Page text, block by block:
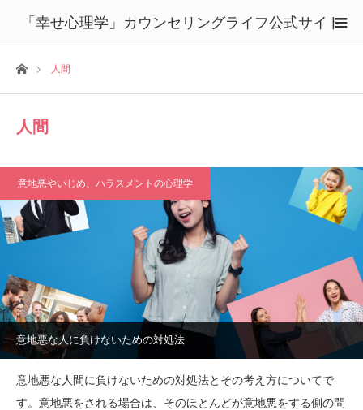
「幸せ心理学」カウンセリングライフ公式サイト
ホーム人間
人間
意地悪やいじめ、ハラスメントの心理学
意地悪な人に負けないための対処法
意地悪な人間に負けないための対処法とその考え方についてで
す。意地悪をされる場合は、そのほとんどが意地悪をする側の問